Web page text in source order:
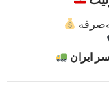
ایران